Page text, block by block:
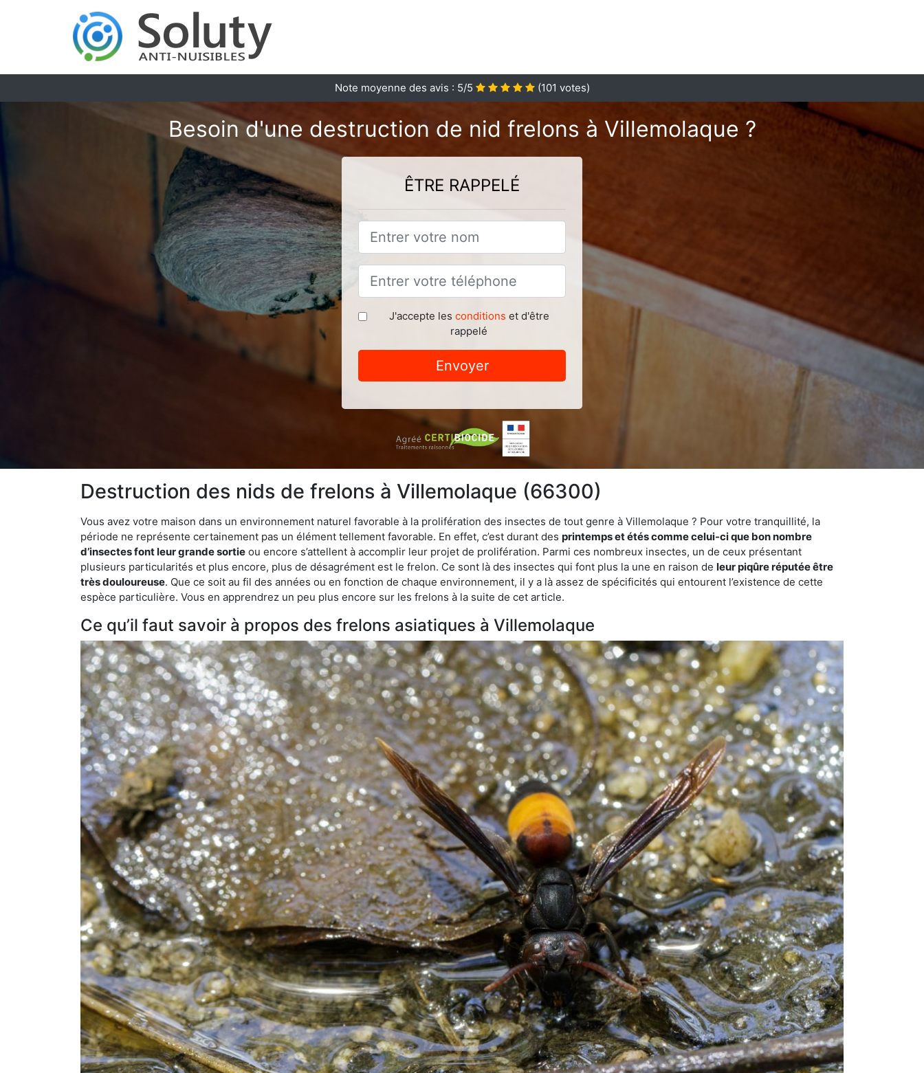
Note moyenne des avis : 5/5 (101 votes)
Besoin d'une destruction de nid frelons à Villemolaque ?
ÊTRE RAPPELÉ
J'accepte les conditions et d'être
rappelé
Envoyer
Destruction des nids de frelons à Villemolaque (66300)
Vous avez votre maison dans un environnement naturel favorable à la prolifération des insectes de tout genre à Villemolaque ? Pour votre tranquillité, la
période ne représente certainement pas un élément tellement favorable. En effet, c’est durant des printemps et étés comme celui-ci que bon nombre
d’insectes font leur grande sortie ou encore s’attellent à accomplir leur projet de prolifération. Parmi ces nombreux insectes, un de ceux présentant
plusieurs particularités et plus encore, plus de désagrément est le frelon. Ce sont là des insectes qui font plus la une en raison de leur piqûre réputée être
très douloureuse. Que ce soit au fil des années ou en fonction de chaque environnement, il y a là assez de spécificités qui entourent l’existence de cette
espèce particulière. Vous en apprendrez un peu plus encore sur les frelons à la suite de cet article.
Ce qu’il faut savoir à propos des frelons asiatiques à Villemolaque